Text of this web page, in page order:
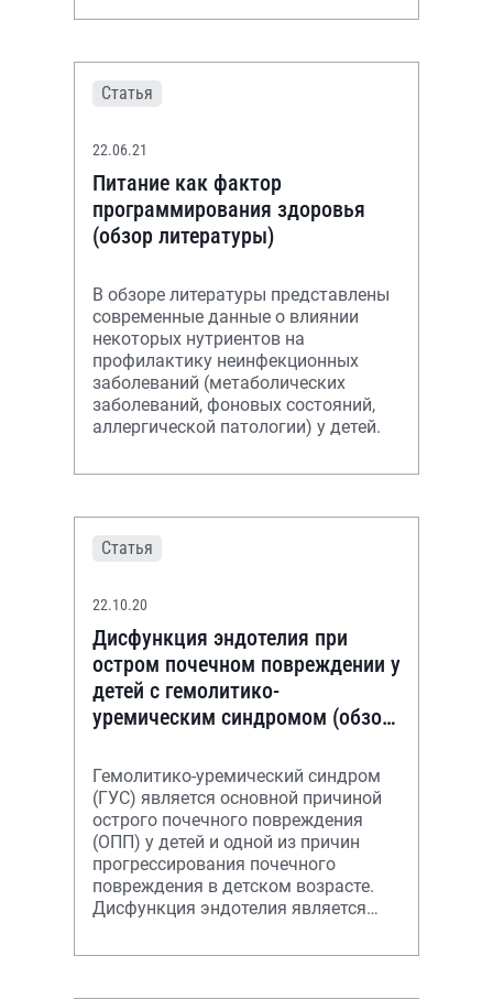
Статья
22.06.21
Питание как фактор
программирования здоровья
(обзор литературы)
В обзоре литературы представлены
современные данные о влиянии
некоторых нутриентов на
профилактику неинфекционных
заболеваний (метаболических
заболеваний, фоновых состояний,
аллергической патологии) у детей.
Статья
22.10.20
Дисфункция эндотелия при
остром почечном повреждении у
детей с гемолитико-
уремическим синдромом (обзор
Гемолитико-уремический синдром
(ГУС) является основной причиной
острого почечного повреждения
(ОПП) у детей и одной из причин
прогрессирования почечного
повреждения в детском возрасте.
Дисфункция эндотелия является
механизмом